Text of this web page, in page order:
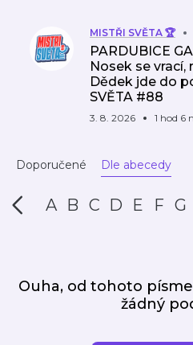
MISTŘI SVĚTA 🏆
PARDUBICE
Nosek se vrací,
Dědek jde do
SVĚTA #88
3. 8. 2026 1 hod 6
Doporučené Dle abecedy
A B C D E F G
Ouha, od tohoto
žádný